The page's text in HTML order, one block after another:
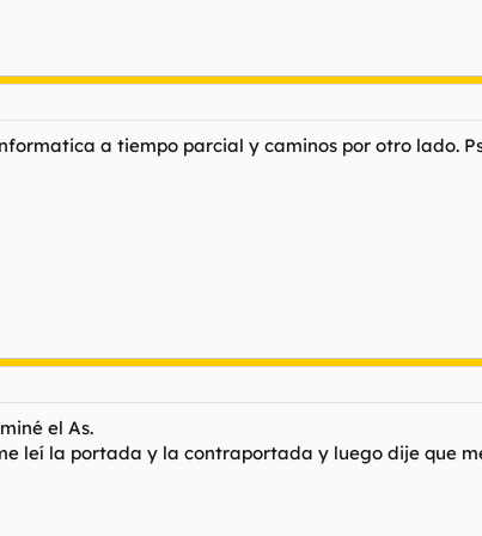
a tiempo parcial y caminos por otro lado.
el As.
leí la portada y la contraportada y luego dije que